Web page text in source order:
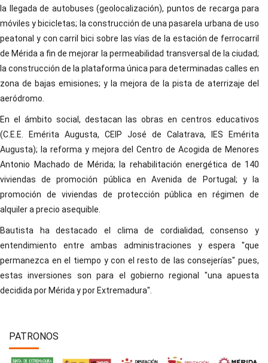
la llegada de autobuses (geolocalización), puntos de recarga para
móviles y bicicletas; la construcción de una pasarela urbana de uso
peatonal y con carril bici sobre las vías de la estación de ferrocarril
de Mérida a fin de mejorar la permeabilidad transversal de la ciudad;
la construcción de la plataforma única para determinadas calles en
zona de bajas emisiones; y la mejora de la pista de aterrizaje del
aeródromo.
En el ámbito social, destacan las obras en centros educativos
(C.E.E. Emérita Augusta, CEIP José de Calatrava, IES Emérita
Augusta); la reforma y mejora del Centro de Acogida de Menores
Antonio Machado de Mérida; la rehabilitación energética de 140
viviendas de promoción pública en Avenida de Portugal; y la
promoción de viviendas de protección pública en régimen de
alquiler a precio asequible.
Bautista ha destacado el clima de cordialidad, consenso y
entendimiento entre ambas administraciones y espera "que
permanezca en el tiempo y con el resto de las consejerías" pues,
estas inversiones son para el gobierno regional "una apuesta
decidida por Mérida y por Extremadura".
PATRONOS